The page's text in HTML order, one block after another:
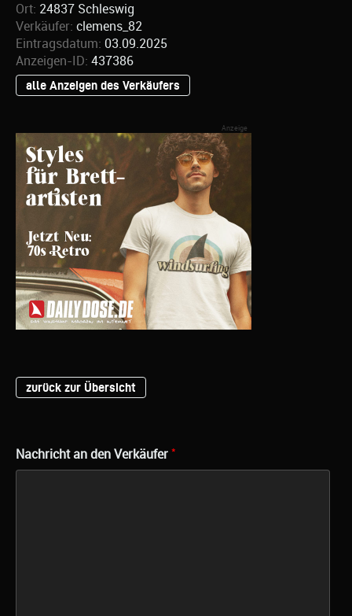
Ort: 24837 Schleswig
Verkäufer: clemens_82
Eintragsdatum: 03.09.2025
Anzeigen-ID: 437386
alle Anzeigen des Verkäufers
zurück zur Übersicht
Nachricht an den Verkäufer *